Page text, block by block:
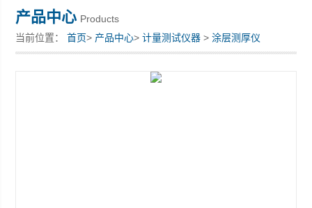
产品中心 Products
当前位置：首页> 产品中心>计量测试仪器 >涂层测厚仪